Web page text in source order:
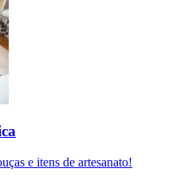
e itens de artesanato!